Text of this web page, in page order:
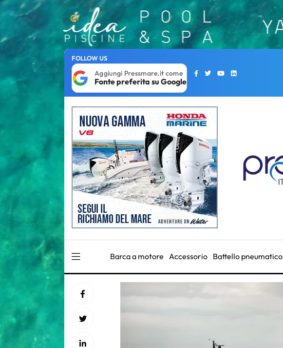
FOLLOW US
Aggiungi Pressmare.it come
Fonte preferita su Google
Barca a motore Accessorio Battello pneumatico